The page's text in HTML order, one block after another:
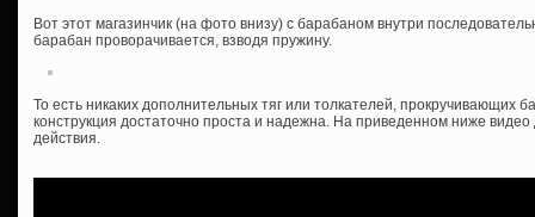
Вот этот магазинчик (на фото внизу) с барабаном внутри
барабан проворачивается, взводя пружину.
То есть никаких дополнительных тяг или толкателей, прокручивающих
конструкция достаточно проста и надежна. На приведенном ниже
действия.